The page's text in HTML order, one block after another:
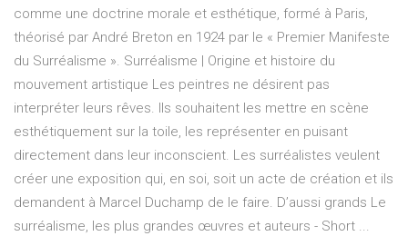
comme une doctrine morale et esthétique, formé à Paris,
théorisé par André Breton en 1924 par le « Premier Manifeste
du Surréalisme ». Surréalisme | Origine et histoire du
mouvement artistique Les peintres ne désirent pas
interpréter leurs rêves. Ils souhaitent les mettre en scène
esthétiquement sur la toile, les représenter en puisant
directement dans leur inconscient. Les surréalistes veulent
créer une exposition qui, en soi, soit un acte de création et ils
demandent à Marcel Duchamp de le faire. D’aussi grands Le
surréalisme, les plus grandes œuvres et auteurs - Short ...